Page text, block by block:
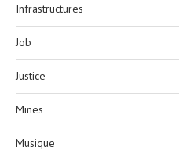
Infrastructures
Job
Justice
Mines
Musique